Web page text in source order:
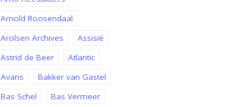
Arnold Roosendaal
Arolsen Archives
Assisië
Astrid de Beer
Atlantic
Avans
Bakker van Gastel
Bas Schel
Bas Vermeer